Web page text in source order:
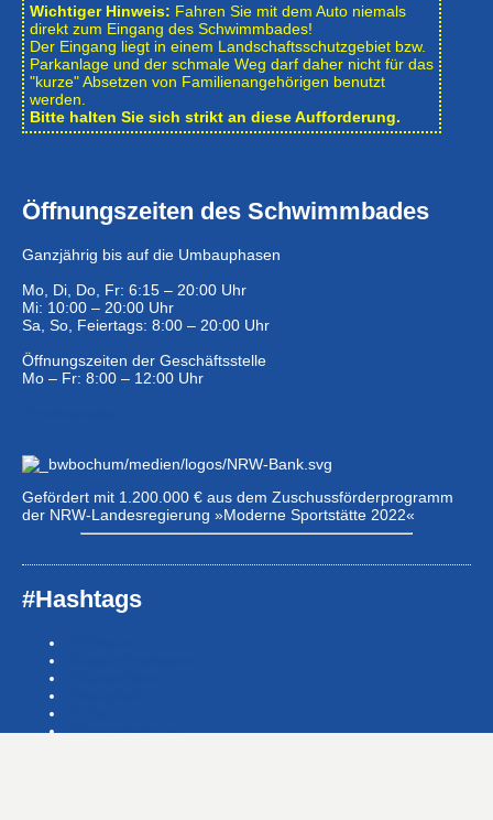
Wichtiger Hinweis: Fahren Sie mit dem Auto niemals
direkt zum Eingang des Schwimmbades!
Der Eingang liegt in einem Landschafts­schutzgebiet bzw.
Park­anlage und der schmale Weg darf daher nicht für das
"kurze" Absetzen von Familienangehörigen benutzt
werden.
Bitte halten Sie sich strikt an diese Aufforderung.
Öffnungszeiten des Schwimmbades
Ganzjährig bis auf die Umbauphasen
Mo, Di, Do, Fr: 6:15 – 20:00 Uhr
Mi: 10:00 – 20:00 Uhr
Sa, So, Feiertags: 8:00 – 20:00 Uhr
Öffnungszeiten der Geschäftsstelle
Mo – Fr: 8:00 – 12:00 Uhr
Gefördert mit 1.200.000 € aus dem Zuschussförderprogramm
der NRW-Landesregierung »Moderne Sportstätte 2022«
#Hashtags
#Presse­berichte